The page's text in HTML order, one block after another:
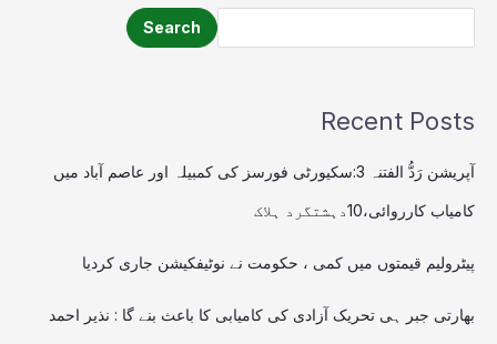
Search
Recent Posts
آپریشن رَدُّ الفتنہ 3:سکیورٹی فورسز کی کمبیلہ اور عاصم آباد میں
کامیاب کارروائی،10دہشتگرد ہلاک
پیٹرولیم قیمتوں میں کمی ، حکومت نے نوٹیفکیشن جاری کردیا
بھارتی جبر ہی تحریک آزادی کی کامیابی کا باعث بنے گا : نذیر احمد